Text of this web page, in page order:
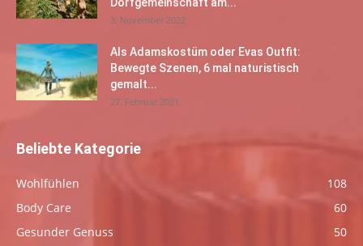
3. November 2022
Als Adamskostüm oder Evas Outfit:
Bewegte Szenen, 6 mal naturistisch
gemalt...
27. Februar 2021
Beliebte Kategorie
Wohlfühlen
108
Body Care
60
Gesunder Genuss
50